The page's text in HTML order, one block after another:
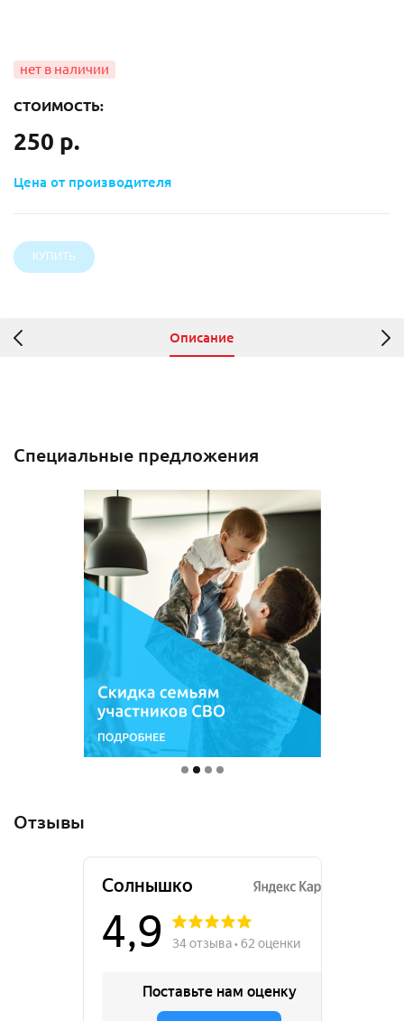
СТОИМОСТЬ:
250 р.
Цена от производителя
Описание
Специальные предложения
Отзывы